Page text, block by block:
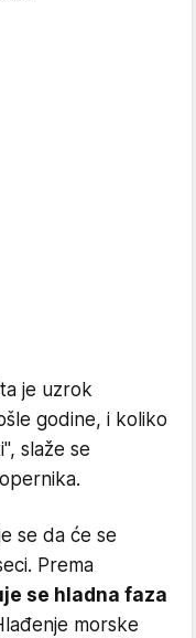
je uzrok
godine, i koliko
slaže se
se da će se
Prema
se hladna faza
morske